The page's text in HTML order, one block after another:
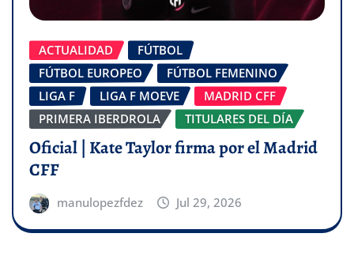
ACTUALIDAD
FÚTBOL
FÚTBOL EUROPEO
FÚTBOL FEMENINO
LIGA F
LIGA F MOEVE
MADRID CFF
PRIMERA IBERDROLA
TITULARES DEL DÍA
Oficial | Kate Taylor firma por el Madrid
CFF
manulopezfdez Jul 29, 2026